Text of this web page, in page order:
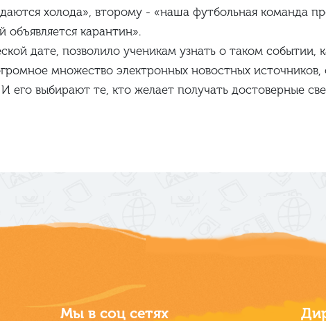
холода», второму - «наша футбольная команда
объявляется карантин».
дате, позволило ученикам узнать о таком событии,
множество электронных новостных
выбирают те, кто желает получать достоверные
Мы в соц сетях